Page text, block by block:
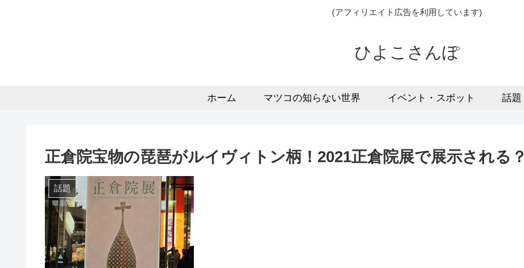
(アフィリエイト広告を利用しています)
ひよこさんぽ
ホーム マツコの知らない世界 イベント・スポット 話題
正倉院宝物の琵琶がルイヴィトン柄！2021正倉院展で展示される？
話題